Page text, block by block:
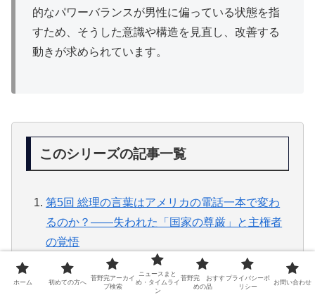
的なパワーバランスが男性に偏っている状態を指
すため、そうした意識や構造を見直し、改善する
動きが求められています。
このシリーズの記事一覧
第5回 総理の言葉はアメリカの電話一本で変わ
るのか？——失われた「国家の尊厳」と主権者
の覚悟
第4回 トランプとホルムズ海峡——世論調査と
ポリマーケットに踊る「力強い指導者」の虚像
ホーム 初めての方へ
菅野完アーカイ
ブ検索
ニュースまと
め・タイムライ
ン
菅野完 おすす
めの品
プライバシーポ
リシー
お問い合わせ